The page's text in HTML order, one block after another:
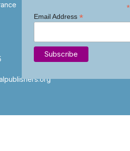
*
Email Address *